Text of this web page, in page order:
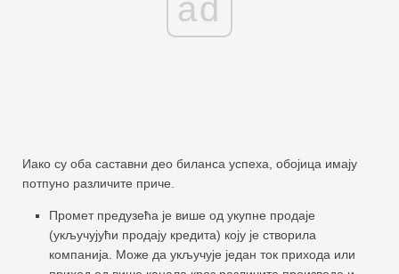
ad
Иако су оба саставни део биланса успеха, обојица имају
потпуно различите приче.
Промет предузећа је више од укупне продаје
(укључујући продају кредита) коју је створила
компанија. Може да укључује један ток прихода или